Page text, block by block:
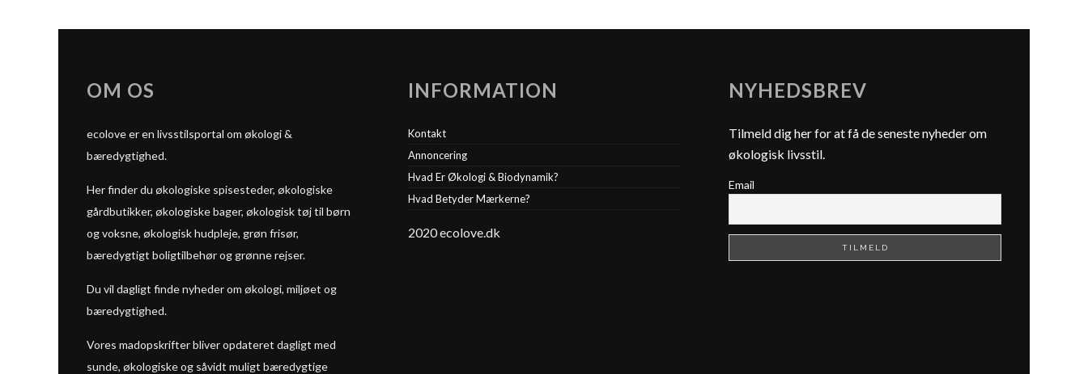
OM OS
ecolove er en livsstilsportal om økologi &
bæredygtighed.
Her finder du økologiske spisesteder, økologiske
gårdbutikker, økologiske bager, økologisk tøj til børn
og voksne, økologisk hudpleje, grøn frisør,
bæredygtigt boligtilbehør og grønne rejser.
Du vil dagligt finde nyheder om økologi, miljøet og
bæredygtighed.
Vores madopskrifter bliver opdateret dagligt med
sunde, økologiske og såvidt muligt bæredygtige
INFORMATION
Kontakt
Annoncering
Hvad Er Økologi & Biodynamik?
Hvad Betyder Mærkerne?
2020 ecolove.dk
NYHEDSBREV
Tilmeld dig her for at få de seneste nyheder om
økologisk livsstil.
Email